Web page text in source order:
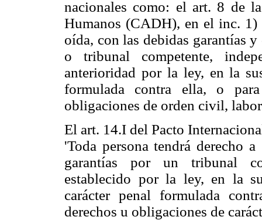
nacionales como: el art. 8 de
Humanos (CADH), en el inc. 1)
oída, con las debidas garantías
o tribunal competente, inde
anterioridad por la ley, en la
formulada contra ella, o
obligaciones de orden civil,
El art. 14.I del Pacto
'Toda persona tendrá derecho
garantías por un tribunal
establecido por la ley, en la
carácter penal formulada
derechos u obligaciones de